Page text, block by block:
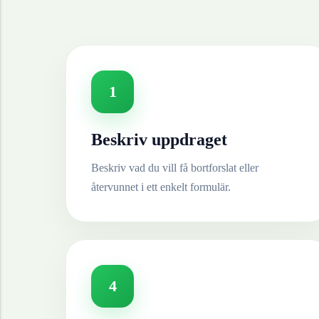
1
Beskriv uppdraget
Beskriv vad du vill få bortforslat eller
återvunnet i ett enkelt formulär.
4